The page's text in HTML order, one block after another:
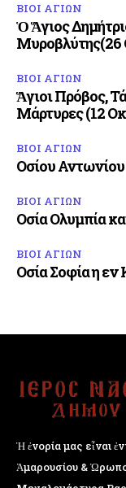
ΒΙΟΙ ΑΓΙΩΝ
Ὁ Ἅγιος
Μυροβλύτης(26
ΒΙΟΙ ΑΓΙΩΝ
Ἅγιοι Πρόβος,
Μάρτυρες (12
ΒΙΟΙ ΑΓΙΩΝ
Οσίου
ΒΙΟΙ ΑΓΙΩΝ
Οσία Ολυμπία
ΒΙΟΙ ΑΓΙΩΝ
Οσία Σοφία η
Ἡ ἐνορία μας εἶναι
Ἁμαρουσίου &